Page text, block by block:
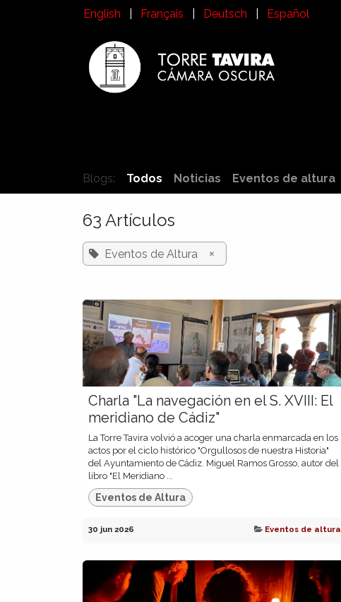
English Français Deutsch Español
Blogs: Todos Noticias Eventos de altura
63 Artículos
Eventos de Altura ×
Charla "La navegación en el S. XVIII: El
meridiano de Cádiz"
La Torre Tavira volvió a acoger una charla enmarcada en los
actos por el ciclo histórico "Orgullosos de nuestra Historia"
del Ayuntamiento de Cádiz. Miguel Ramos Grosso, autor del
libro "El Meridiano ...
Eventos de Altura
30 jun 2026 Eventos de altura